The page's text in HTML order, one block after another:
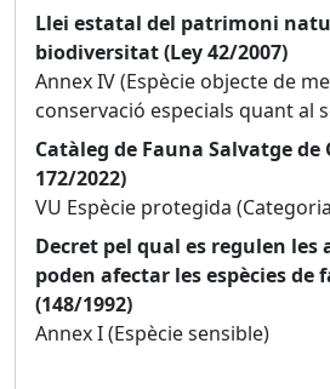
Llei estatal del patrimoni
biodiversitat (Ley 42/2007)
Annex IV (Espècie objecte de
conservació especials quant al
Catàleg de Fauna Salvatge
172/2022)
VU Espècie protegida
Decret pel qual es regulen
poden afectar les espècies de
(148/1992)
Annex I (Espècie sensible)